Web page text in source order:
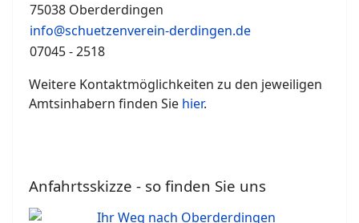
75038 Oberderdingen
info@schuetzenverein-derdingen.de
07045 - 2518
Weitere Kontaktmöglichkeiten zu den jeweiligen
Amtsinhabern finden Sie hier.
Anfahrtsskizze - so finden Sie uns